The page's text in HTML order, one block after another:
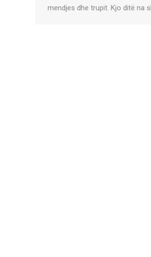
mendjes dhe trupit. Kjo ditë na